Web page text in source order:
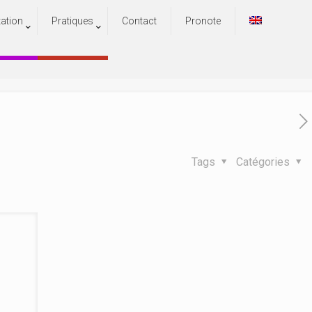
Pratiques Contact Pronote
Catégories
Tags